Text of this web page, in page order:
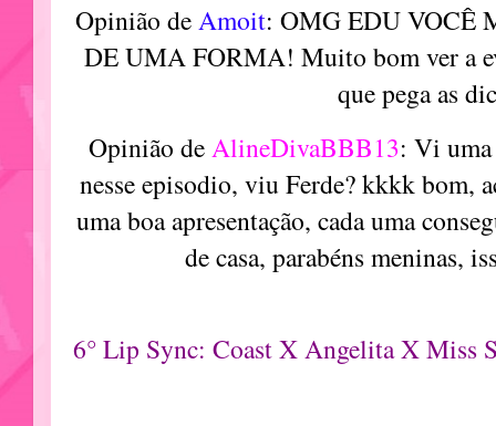
Opinião deAmoit: OMG EDU VOCÊ
DE UMA FORMA! Muito bom ver a
que pega as
Opinião deAlineDivaBBB13: Vi
nesse episodio, viu Ferde? kkkk bom,
uma boa apresentação, cada uma
de casa, parabéns meninas,
6° Lip Sync: Coast X Angelita X Miss